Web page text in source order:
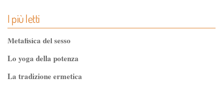
I più letti
Metafisica del sesso
Lo yoga della potenza
La tradizione ermetica